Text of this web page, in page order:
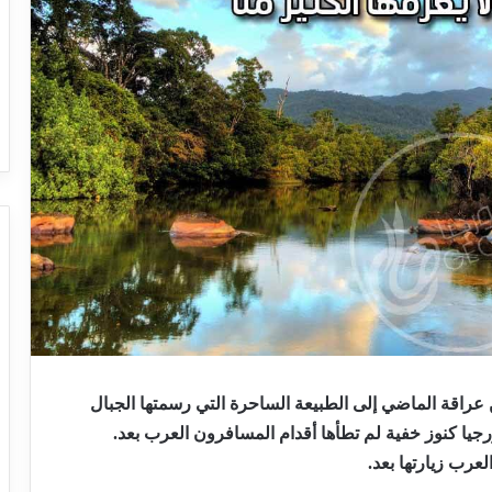
الماضي إلى الطبيعة الساحرة التي رسمتها الجبال
كنوز خفية لم تطأها أقدام المسافرون العرب بعد.
زيارتها بعد.